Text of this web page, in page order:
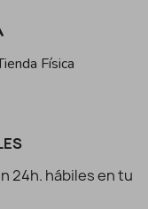
Física
24h. hábiles en tu